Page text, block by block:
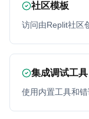
社区模板
访问由Replit社区
集成调试工具
使用内置工具和错